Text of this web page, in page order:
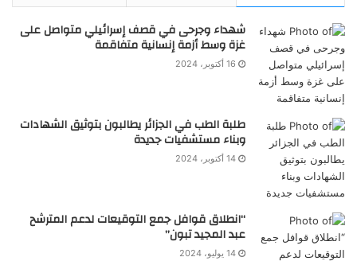
شهداء وجرحى في قصف إسرائيلي متواصل على
غزة وسط أزمة إنسانية متفاقمة
16 أكتوبر، 2024
طلبة الطب في الجزائر يطالبون بتوثيق الشهادات
وبناء مستشفيات جديدة
14 أكتوبر، 2024
“انطلاق قوافل جمع التوقيعات لدعم المترشح
عبد المجيد تبون”
14 يوليو، 2024